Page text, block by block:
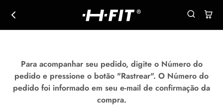
HFIT
Regatas
esportivas
Para acompanhar seu pedido, digite o Número do
pedido e pressione o botão "Rastrear". O Número do
pedido foi informado em seu e-mail de confirmação da
compra.